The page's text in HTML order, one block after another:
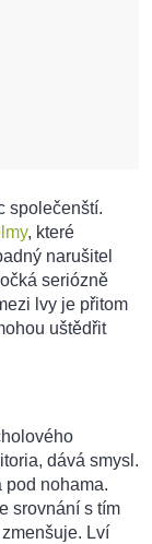
společenští.
, které
narušitel
seriózně
lvy je přitom
uštědřit
dává smysl.
pod nohama.
srovnání s tím
Lví